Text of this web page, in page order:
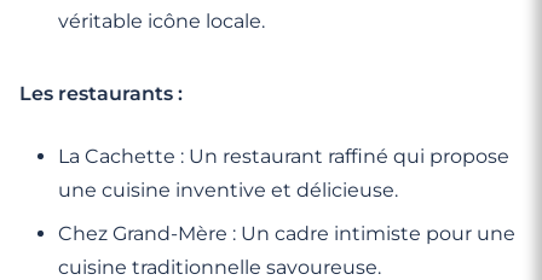
véritable icône locale.
Les restaurants :
La Cachette : Un restaurant raffiné qui propose
une cuisine inventive et délicieuse.
Chez Grand-Mère : Un cadre intimiste pour une
cuisine traditionnelle savoureuse.